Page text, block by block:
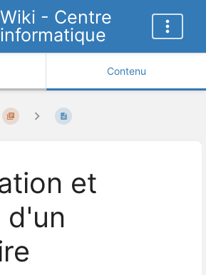
Wiki - Centre
informatique
Contenu
et
d'un